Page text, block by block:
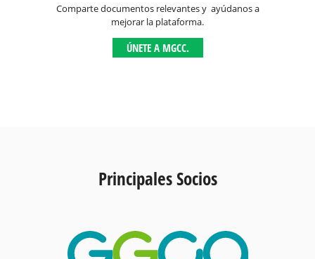
Comparte documentos relevantes y ayúdanos a
mejorar la plataforma.
ÚNETE A MGCC.
Principales Socios